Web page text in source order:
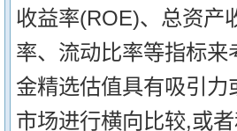
收益率(ROE)、总资产
率、流动比率等指标
金精选估值具有吸引
市场进行横向比较,或